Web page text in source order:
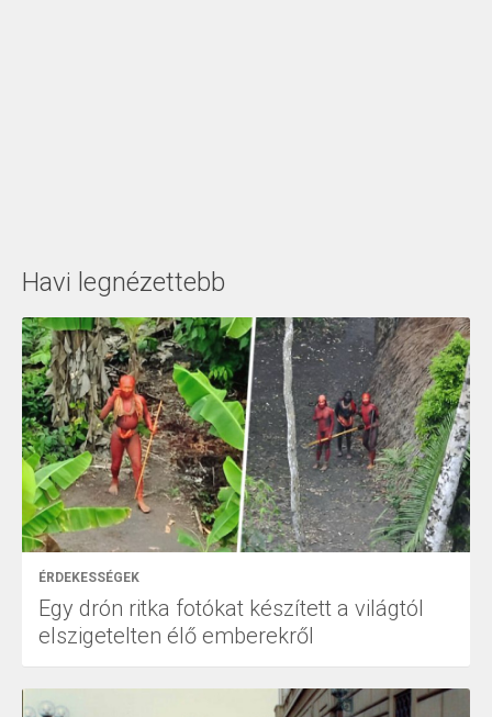
Havi legnézettebb
ÉRDEKESSÉGEK
Egy drón ritka fotókat készített a világtól
elszigetelten élő emberekről